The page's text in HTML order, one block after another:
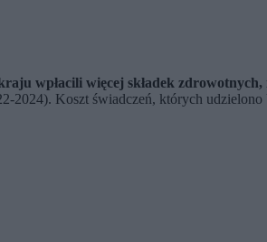
wpłacili więcej składek zdrowotnych,
2024). Koszt świadczeń, których